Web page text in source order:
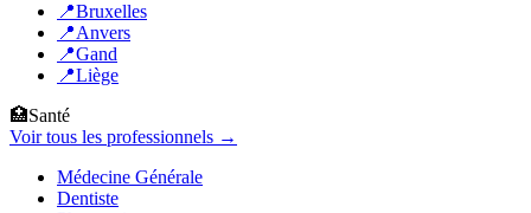
📍Bruxelles
📍Anvers
📍Gand
📍Liège
🏥Santé
Voir tous les professionnels →
Médecine Générale
Dentiste